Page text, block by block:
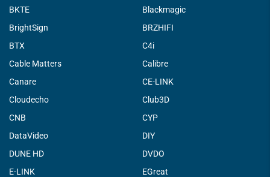
BKTE
Blackmagic
BrightSign
BRZHIFI
BTX
C4i
Cable Matters
Calibre
Canare
CE-LINK
Cloudecho
Club3D
CNB
CYP
DataVideo
DIY
DUNE HD
DVDO
E-LINK
EGreat